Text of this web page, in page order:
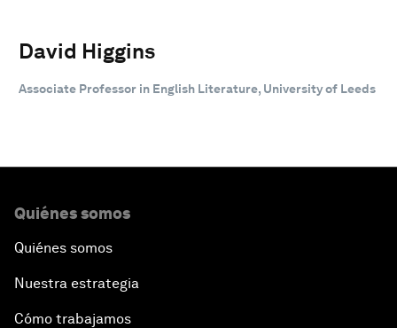
David Higgins
Associate Professor in English Literature, University of Leeds
Quiénes somos
Quiénes somos
Nuestra estrategia
Cómo trabajamos